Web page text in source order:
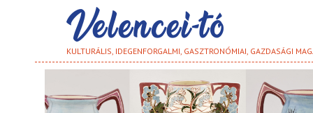
KULTURÁLIS, IDEGENFORGALMI, GASZTRONÓMIAI, GAZDASÁGI